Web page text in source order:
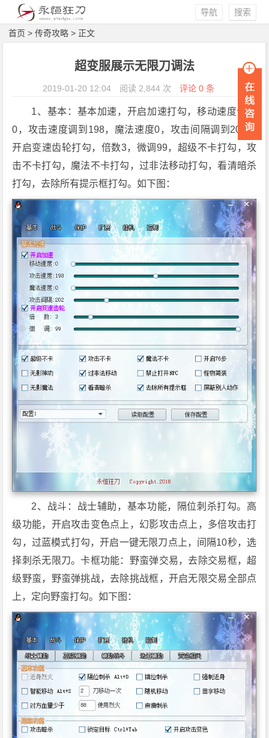
搜索
导航
首页 >传奇攻略 > 正文
超变服展示无限刀调法
2019-01-20 12:04 阅读 2,844 次 评论 0 条
1、基本：基本加速，开启加速打勾，移动速度调到
0，攻击速度调到198，魔法速度0，攻击间隔调到202。
开启变速齿轮打勾，倍数3，微调99，超级不卡打勾，攻
击不卡打勾，魔法不卡打勾，过非法移动打勾，看清暗杀
打勾，去除所有提示框打勾。如下图：
2、战斗：战士辅助，基本功能，隔位刺杀打勾。高
级功能，开启攻击变色点上，幻影攻击点上，多倍攻击打
勾，过蓝模式打勾，开启一键无限刀点上，间隔10秒，选
择刺杀无限刀。卡框功能：野蛮弹交易，去除交易框，超
级野蛮，野蛮弹挑战，去除挑战框，开启无限交易全部点
上，定向野蛮打勾。如下图：